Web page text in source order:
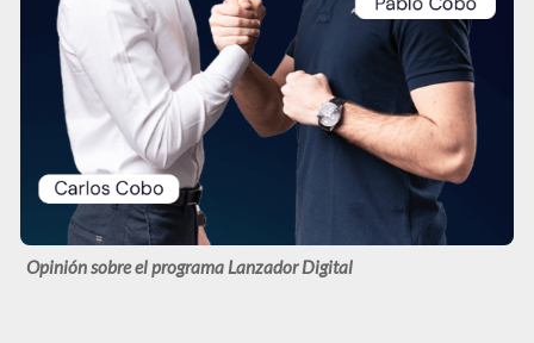
Opinión sobre el programa Lanzador Digital